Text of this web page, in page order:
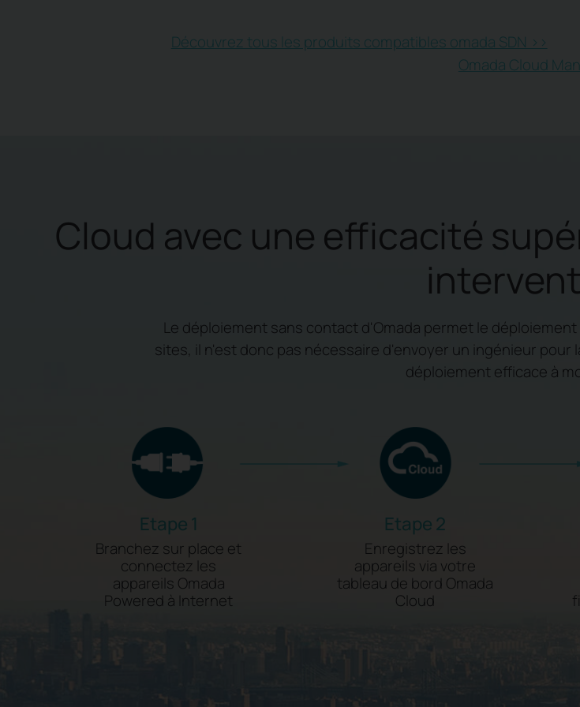
Découvrez tous les produits compatibles omada SDN >>
Omada Cloud
Cloud avec une efficacité
Le déploiement sans contact d'Omada permet le
sites, il n'est donc pas nécessaire d'envoyer un ingénieur
déploiement efficace à
Etape 1
Branchez sur place et
connectez les
appareils Omada
Powered à Internet
Etape 2
Enregistrez les
appareils via votre
tableau de bord Omada
Cloud